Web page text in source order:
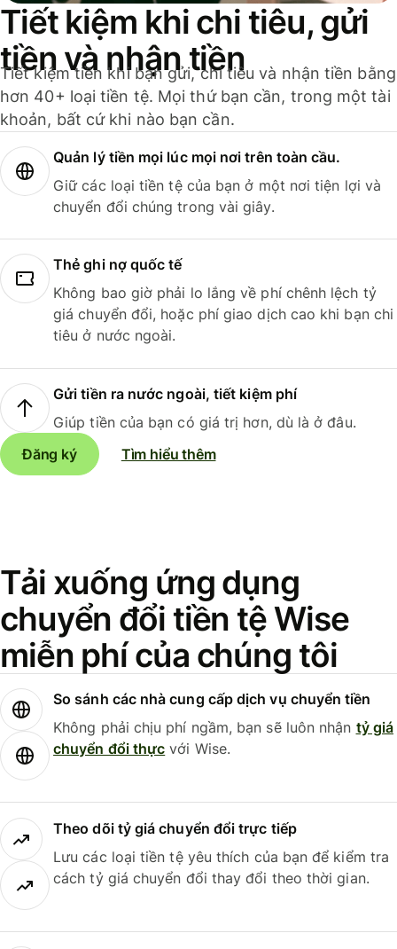
Tiết kiệm khi chi tiêu, gửi
tiền và nhận tiền
Tiết kiệm tiền khi bạn gửi, chi tiêu và nhận tiền bằng
hơn 40+ loại tiền tệ. Mọi thứ bạn cần, trong một tài
khoản, bất cứ khi nào bạn cần.
Quản lý tiền mọi lúc mọi nơi trên toàn cầu.
Giữ các loại tiền tệ của bạn ở một nơi tiện lợi và
chuyển đổi chúng trong vài giây.
Thẻ ghi nợ quốc tế
Không bao giờ phải lo lắng về phí chênh lệch tỷ
giá chuyển đổi, hoặc phí giao dịch cao khi bạn chi
tiêu ở nước ngoài.
Gửi tiền ra nước ngoài, tiết kiệm phí
Giúp tiền của bạn có giá trị hơn, dù là ở đâu.
Đăng ký
Tìm hiểu thêm
Tải xuống ứng dụng
chuyển đổi tiền tệ Wise
miễn phí của chúng tôi
So sánh các nhà cung cấp dịch vụ chuyển tiền
Không phải chịu phí ngầm, bạn sẽ luôn nhận tỷ giá
chuyển đổi thực với Wise.
Theo dõi tỷ giá chuyển đổi trực tiếp
Lưu các loại tiền tệ yêu thích của bạn để kiểm tra
cách tỷ giá chuyển đổi thay đổi theo thời gian.